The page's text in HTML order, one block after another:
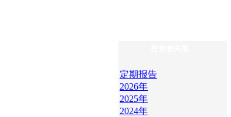
定期报告
2026年
2025年
2024年